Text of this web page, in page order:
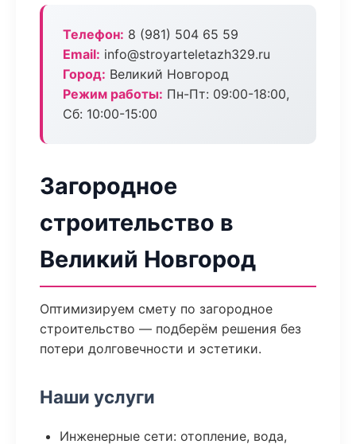
Телефон: 8 (981) 504 65 59
Email: info@stroyarteletazh329.ru
Город: Великий Новгород
Режим работы: Пн-Пт: 09:00-18:00,
Сб: 10:00-15:00
Загородное
строительство в
Великий Новгород
Оптимизируем смету по загородное
строительство — подберём решения без
потери долговечности и эстетики.
Наши услуги
Инженерные сети: отопление, вода,